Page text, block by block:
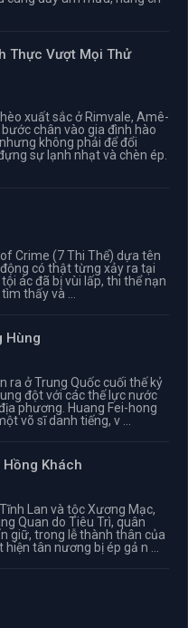
Thực Vượt Mọi Thử
xuất sắc ở Rimvale, Amê-
chân vào gia đình hào
không phải để đổi
sự lạnh nhạt và chèn ép.
Crime (7 Thi Thể) dựa tên
có thật từng xảy ra tại
ác đã bị vùi lấp, thi thể nạn
thấy và ...
Hùng
ra ở Trung Quốc cuối thế kỷ
đột với các thế lực nước
phương. Huang Fei-hong
võ sĩ danh tiếng, v ...
Khách
Lan và tộc Xương Mạc,
Quan do Tiêu Trì, quân
giữ, trong lễ thành thân của
tân nương bị ép gả n ...